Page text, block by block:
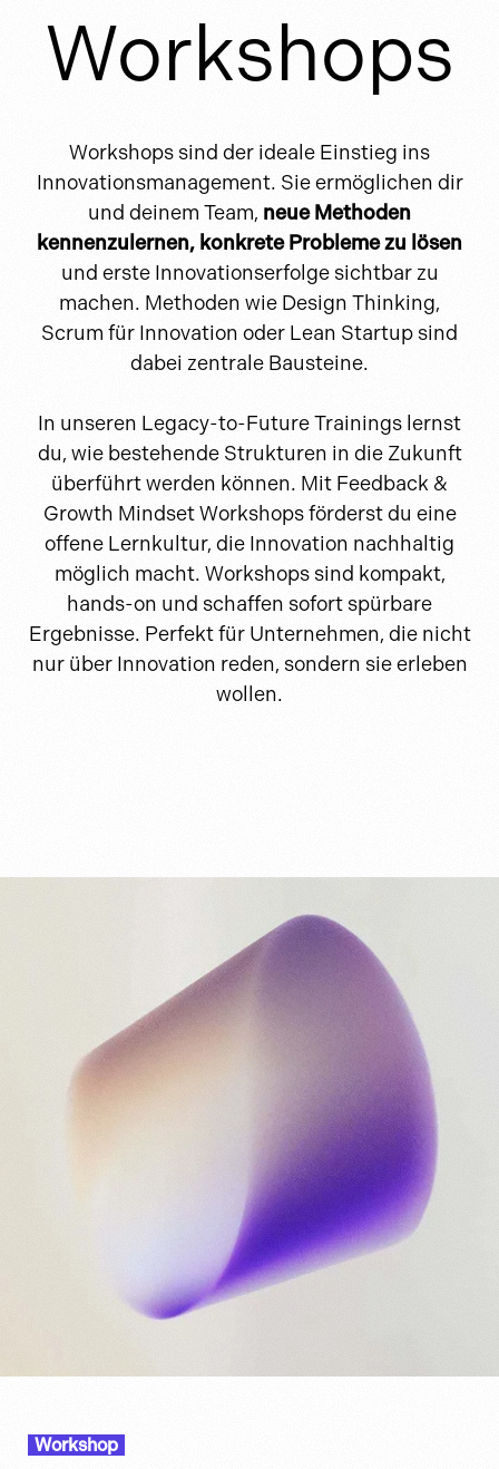
Workshops
Workshops sind der ideale Einstieg ins
Innovationsmanagement. Sie ermöglichen dir
und deinem Team, neue Methoden
kennenzulernen, konkrete Probleme zu lösen
und erste Innovationserfolge sichtbar zu
machen. Methoden wie Design Thinking,
Scrum für Innovation oder Lean Startup sind
dabei zentrale Bausteine.
In unseren Legacy-to-Future Trainings lernst
du, wie bestehende Strukturen in die Zukunft
überführt werden können. Mit Feedback &
Growth Mindset Workshops förderst du eine
offene Lernkultur, die Innovation nachhaltig
möglich macht. Workshops sind kompakt,
hands-on und schaffen sofort spürbare
Ergebnisse. Perfekt für Unternehmen, die nicht
nur über Innovation reden, sondern sie erleben
wollen.
Workshop